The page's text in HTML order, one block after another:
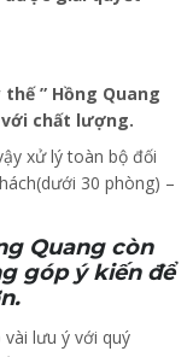
” Hồng Quang
chất lượng.
xử lý toàn bộ đối
30 phòng) –
Quang còn
góp ý kiến ​​để
lưu ý với quý